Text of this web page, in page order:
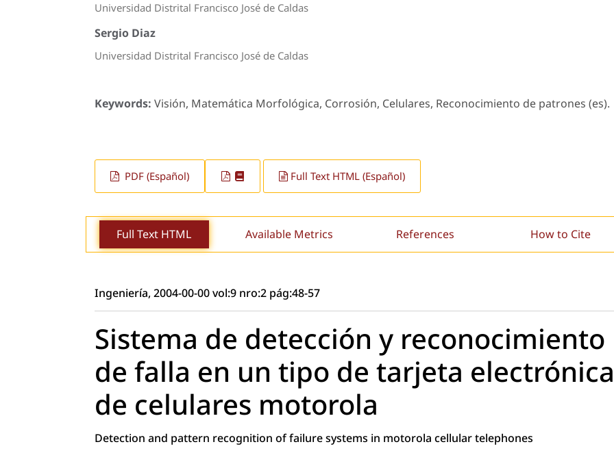
Universidad Distrital Francisco José de Caldas
Sergio Diaz
Universidad Distrital Francisco José de Caldas
Keywords: Visión, Matemática Morfológica, Corrosión, Celulares, Reconocimiento de patrones (es).
PDF (Español) Full Text HTML (Español)
Full Text HTML Available Metrics References How to Cite
Ingeniería, 2004-00-00 vol:9 nro:2 pág:48-57
Sistema de detección y reconocimiento
de falla en un tipo de tarjeta electrónica
de celulares motorola
Detection and pattern recognition of failure systems in motorola cellular telephones